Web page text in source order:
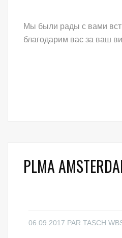
Мы были рады с вами
благодарим вас за ваш
PLMA
06.09.2017 PAR TASCH